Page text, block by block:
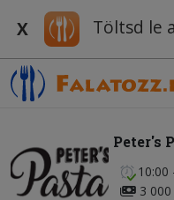
X Töltsd le
Peter's
10:00
3 000